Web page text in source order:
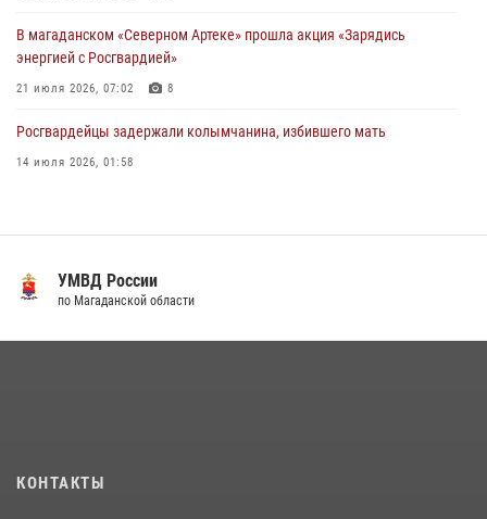
В магаданском «Северном Артеке» прошла акция «Зарядись
энергией с Росгвардией»
21 июля 2026, 07:02 8
Росгвардейцы задержали колымчанина, избившего мать
14 июля 2026, 01:58
Магаданские "Ястребы" стали победителями "Зарницы 2.0" на
УМВД России
по Магаданской области
КОНТАКТЫ